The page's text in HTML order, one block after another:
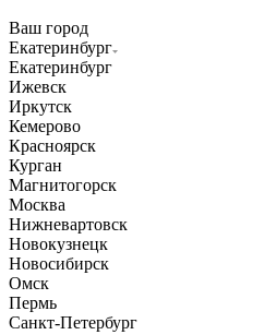
Ваш город
Екатеринбург
Екатеринбург
Ижевск
Иркутск
Кемерово
Красноярск
Курган
Магнитогорск
Москва
Нижневартовск
Новокузнецк
Новосибирск
Омск
Пермь
Санкт-Петербург